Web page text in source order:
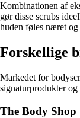
Kombinationen af
gør disse scrubs
huden føles næret og
Forskellige
Markedet for
signaturprodukter
The Body Shop